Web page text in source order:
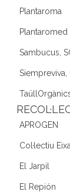
Plantaroma
Plantaromed
Sambucus,
Siempreviva,
APROGEN
Col·lectiu
El Jarpil
El Repión